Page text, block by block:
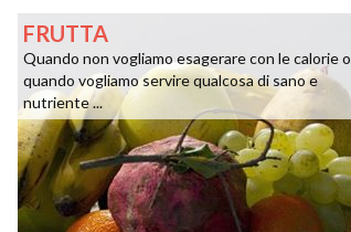
FRUTTA
Quando non vogliamo esagerare con le calorie o
quando vogliamo servire qualcosa di sano e
nutriente ...